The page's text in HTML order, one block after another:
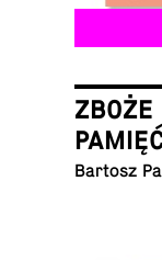
Bartosz